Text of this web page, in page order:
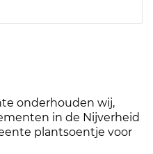
onderhouden wij,
in de Nijverheid
plantsoentje voor